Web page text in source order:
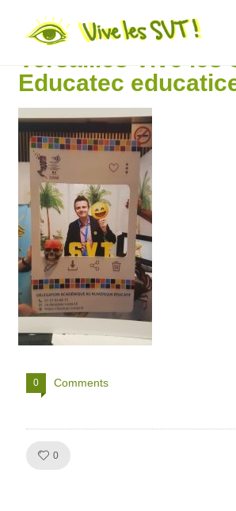
‘éducation Paris
Versailles Vive les
Educatec
0 Comments
0